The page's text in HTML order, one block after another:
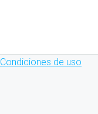
Condiciones de uso